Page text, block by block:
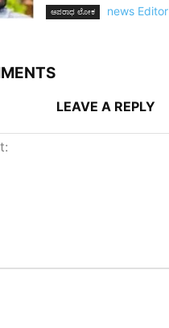
ಅಪರಾಧ ಲೋಕ news Editor
LEAVE A REPLY